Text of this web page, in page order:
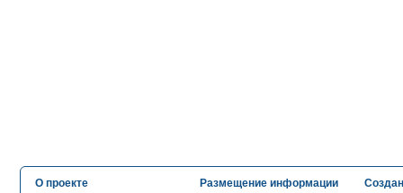
О проекте
Размещение информации